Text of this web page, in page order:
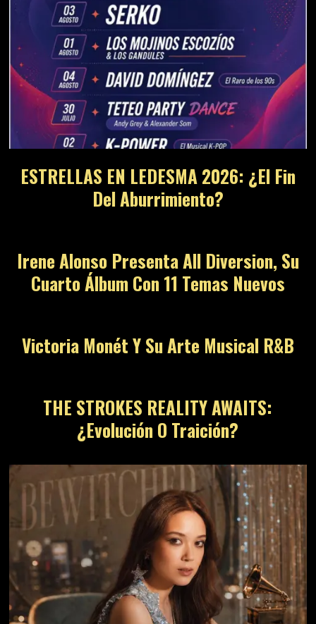
ESTRELLAS EN LEDESMA 2026: ¿El Fin
Del Aburrimiento?
Irene Alonso Presenta All Diversion, Su
Cuarto Álbum Con 11 Temas Nuevos
Victoria Monét Y Su Arte Musical R&B
THE STROKES REALITY AWAITS:
¿Evolución O Traición?